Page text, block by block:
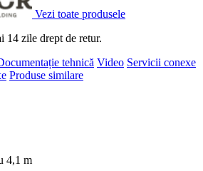
Vezi toate produsele
14 zile drept de retur.
tehnică Video Servicii conexe
Produse similare
4,1 m